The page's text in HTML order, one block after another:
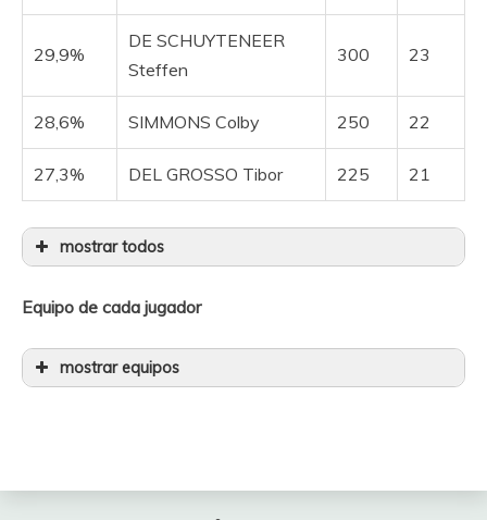
29,9%
DE SCHUYTENEER
Steffen
300 23
28,6% SIMMONS Colby 250 22
27,3% DEL GROSSO Tibor 225 21
mostrar todos
16,9% GIDDINGS Joshua 250 13
Equipo de cada jugador
mostrar equipos
TEUTENBERG